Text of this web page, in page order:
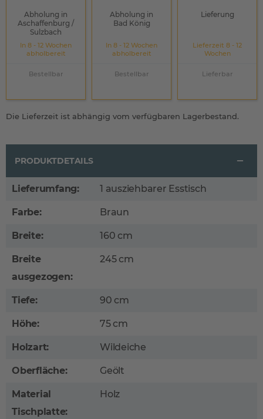
Abholung in
Aschaffenburg /
Sulzbach
In 8 - 12 Wochen
abholbereit
Bestellbar
Abholung in
Bad König
In 8 - 12 Wochen
abholbereit
Bestellbar
Lieferung
Lieferzeit 8 - 12
Wochen
Lieferbar
Die Lieferzeit ist abhängig vom verfügbaren Lagerbestand.
PRODUKTDETAILS
Lieferumfang: 1 ausziehbarer Esstisch
Farbe: Braun
Breite: 160 cm
Breite
ausgezogen:
245 cm
Tiefe: 90 cm
Höhe: 75 cm
Holzart: Wildeiche
Oberfläche: Geölt
Material
Tischplatte:
Holz